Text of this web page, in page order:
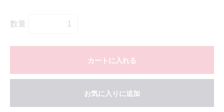
数量
カートに入れる
お気に入りに追加